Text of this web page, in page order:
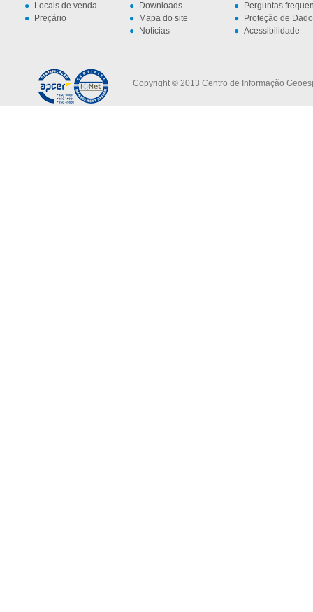
Locais de venda
Preçário
Downloads
Mapa do site
Notícias
Perguntas
Proteção de
Acessibilidade
Copyright © 2013 Centro de Informação